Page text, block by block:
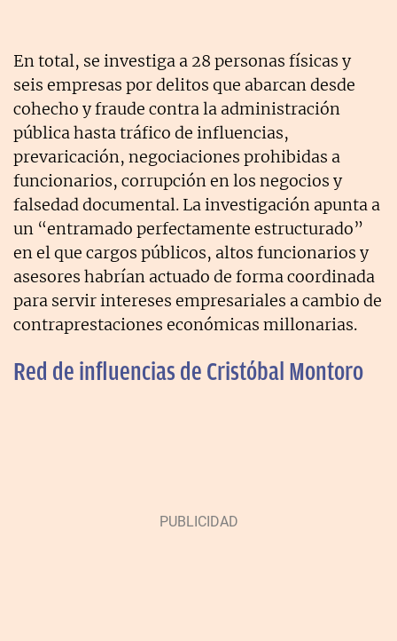
En total, se investiga a 28 personas físicas y
seis empresas por delitos que abarcan desde
cohecho y fraude contra la administración
pública hasta tráfico de influencias,
prevaricación, negociaciones prohibidas a
funcionarios, corrupción en los negocios y
falsedad documental. La investigación apunta a
un “entramado perfectamente estructurado”
en el que cargos públicos, altos funcionarios y
asesores habrían actuado de forma coordinada
para servir intereses empresariales a cambio de
contraprestaciones económicas millonarias.
Red de influencias de Cristóbal Montoro